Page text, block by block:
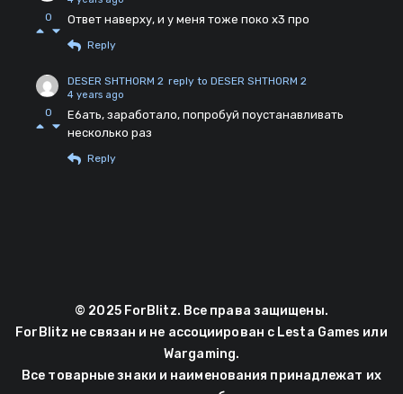
0 Ответ наверху, и у меня тоже поко х3 про
Reply
0
DESER SHTHORM 2 reply to DESER SHTHORM 2
4 years ago
Е6ать, заработало, попробуй поустанавливать
несколько раз
Reply
© 2025 ForBlitz. Все права защищены.
ForBlitz не связан и не ассоциирован с Lesta Games или
Wargaming.
Все товарные знаки и наименования принадлежат их